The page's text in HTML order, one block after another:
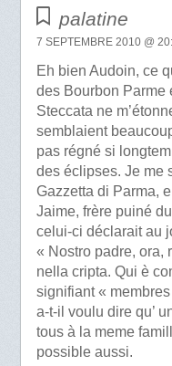
palatine
7 SEPTEMBRE 2010 @
Eh bien Audoin, ce
des Bourbon Parme
Steccata ne
semblaient
pas régné si
des éclipses. Je me
Gazzetta di Parma,
Jaime, frère puiné
celui-ci déclarait au
« Nostro padre, ora,
nella cripta. Qui è
signifiant «
a-t-il voulu dire qu’
tous à la meme
possible aussi.